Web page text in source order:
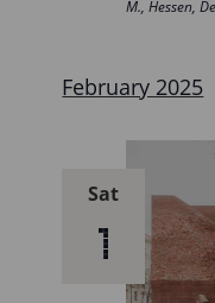
M., Hessen,
February 2025
Sat
1